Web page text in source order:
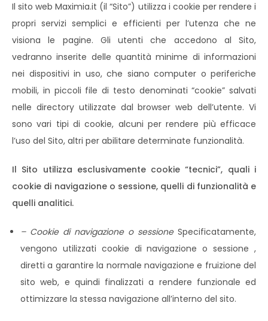
Il sito web Maximia.it (il “Sito”) utilizza i cookie per rendere i
propri servizi semplici e efficienti per l’utenza che ne
visiona le pagine. Gli utenti che accedono al Sito,
vedranno inserite delle quantità minime di informazioni
nei dispositivi in uso, che siano computer o periferiche
mobili, in piccoli file di testo denominati “cookie” salvati
nelle directory utilizzate dal browser web dell’utente. Vi
sono vari tipi di cookie, alcuni per rendere più efficace
l’uso del Sito, altri per abilitare determinate funzionalità.
Il Sito utilizza esclusivamente cookie “tecnici”, quali i
cookie di navigazione o sessione, quelli di funzionalità e
quelli analitici.
– Cookie di navigazione o sessioneSpecificatamente,
vengono utilizzati cookie di navigazione o sessione ,
diretti a garantire la normale navigazione e fruizione del
sito web, e quindi finalizzati a rendere funzionale ed
ottimizzare la stessa navigazione all’interno del sito.